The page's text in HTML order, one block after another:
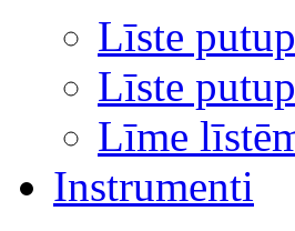
Līste
Līste
Līme
Instrumenti